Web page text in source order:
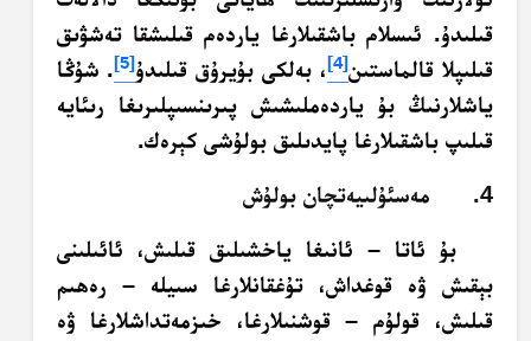
قىلىدۇ. ئىسلام باشقىلارغا ياردەم قىلىشقا تەشۋىق
قىلىپلا قالماستىن[4] ، بەلكى بۇيرۇق قىلىدۇ[5]
. شۇڭا
ياشلارنىڭ بۇ ياردەملىشىش پىرىنسىپلىرىغا رىئايە
قىلىپ باشقىلارغا پايدىلىق بولۇشى كېرەك.
4. مەسئۇلىيەتچان بولۇش
بۇ ئاتا – ئانىغا ياخشىلىق قىلىش، ئائىلىنى
بېقىش ۋە قوغداش، تۇغقانلارغا سىيلە – رەھىم
قىلىش، قولۇم – قوشنىلارغا، خىزمەتداشلارغا ۋە